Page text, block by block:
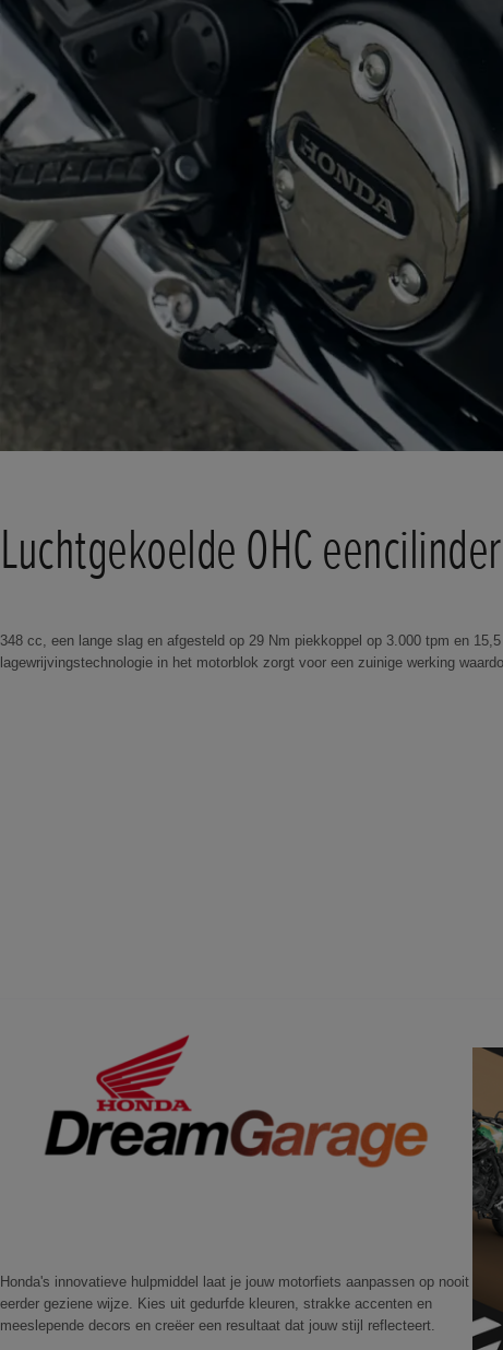
Luchtgekoelde OHC eencilinder
348 cc, een lange slag en afgesteld op 29 Nm piekkoppel op 3.000 tpm en
lagewrijvingstechnologie in het motorblok zorgt voor een zuinige werking
Honda's innovatieve hulpmiddel laat je jouw motorfiets aanpassen op nooit
eerder geziene wijze. Kies uit gedurfde kleuren, strakke accenten en
meeslepende decors en creëer een resultaat dat jouw stijl reflecteert.